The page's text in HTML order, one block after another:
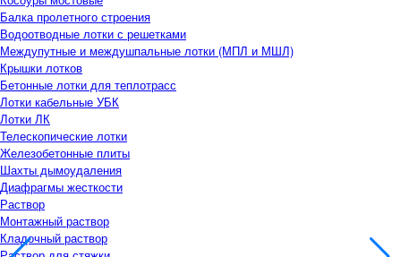
Балка пролетного строения
Водоотводные лотки с решетками
Междупутные и междушпальные лотки (МПЛ и МШЛ)
Крышки лотков
Бетонные лотки для теплотрасс
Лотки кабельные УБК
Лотки ЛК
Телескопические лотки
Железобетонные плиты
Шахты дымоудаления
Диафрагмы жесткости
Раствор
Монтажный раствор
Кладочный раствор